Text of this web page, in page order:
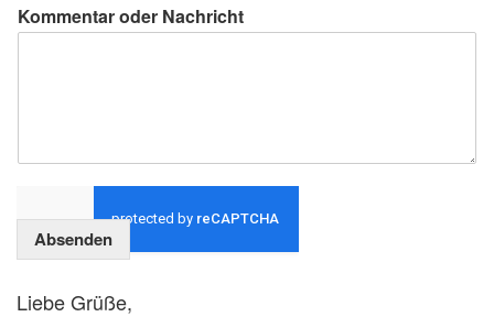
Kommentar oder Nachricht
Absenden
Liebe Grüße,